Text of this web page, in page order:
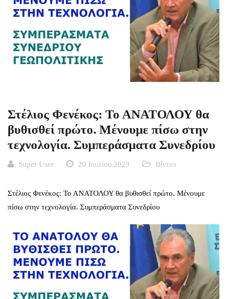
Στέλιος Φενέκος: Το ΑΝΑΤΟΛΟΥ θα
βυθισθεί πρώτο. Μένουμε πίσω στην
τεχνολογία. Συμπεράσματα Συνεδρίου
Super User 20 Ιουλίου 2023 Βίντεο
Στέλιος Φενέκος: Το ΑΝΑΤΟΛΟΥ θα βυθισθεί πρώτο. Μένουμε
πίσω στην τεχνολογία. Συμπεράσματα Συνεδρίου